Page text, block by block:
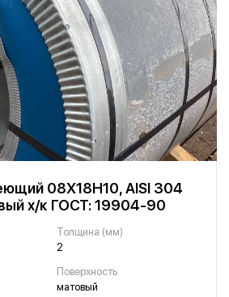
08Х18Н10, AISI 304
х/к ГОСТ: 19904-90
Толщина (мм)
2
Поверхность
матовый